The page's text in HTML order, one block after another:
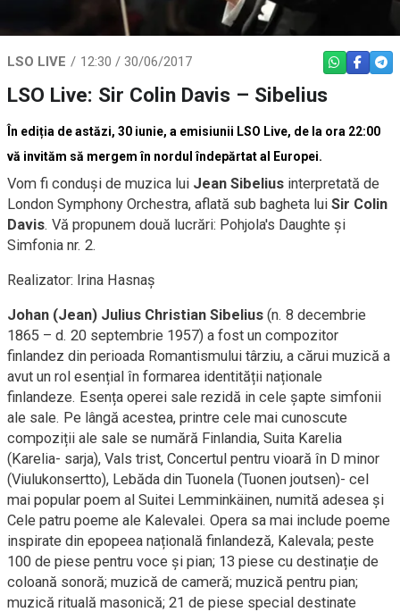
LSO LIVE 12:30 / 30/06/2017 WHATSAPP
LSO Live: Sir Colin Davis – Sibelius
În ediția de astăzi, 30 iunie, a emisiunii LSO Live, de la ora 22:00
vă invităm să mergem în nordul îndepărtat al Europei.
Vom fi conduși de muzica lui Jean Sibelius interpretată de
London Symphony Orchestra, aflată sub bagheta lui Sir Colin
Davis. Vă propunem două lucrări: Pohjola's Daughte și
Simfonia nr. 2.
Realizator: Irina Hasnaș
Johan (Jean) Julius Christian Sibelius (n. 8 decembrie
1865 – d. 20 septembrie 1957) a fost un compozitor
finlandez din perioada Romantismului târziu, a cărui muzică a
avut un rol esențial în formarea identității naționale
finlandeze. Esența operei sale rezidă in cele șapte simfonii
ale sale. Pe lângă acestea, printre cele mai cunoscute
compoziții ale sale se numără Finlandia, Suita Karelia
(Karelia- sarja), Vals trist, Concertul pentru vioară în D minor
(Viulukonsertto), Lebăda din Tuonela (Tuonen joutsen)- cel
mai popular poem al Suitei Lemminkäinen, numită adesea și
Cele patru poeme ale Kalevalei. Opera sa mai include poeme
inspirate din epopeea națională finlandeză, Kalevala; peste
100 de piese pentru voce și pian; 13 piese cu destinație de
coloană sonoră; muzică de cameră; muzică pentru pian;
muzică rituală masonică; 21 de piese special destinate